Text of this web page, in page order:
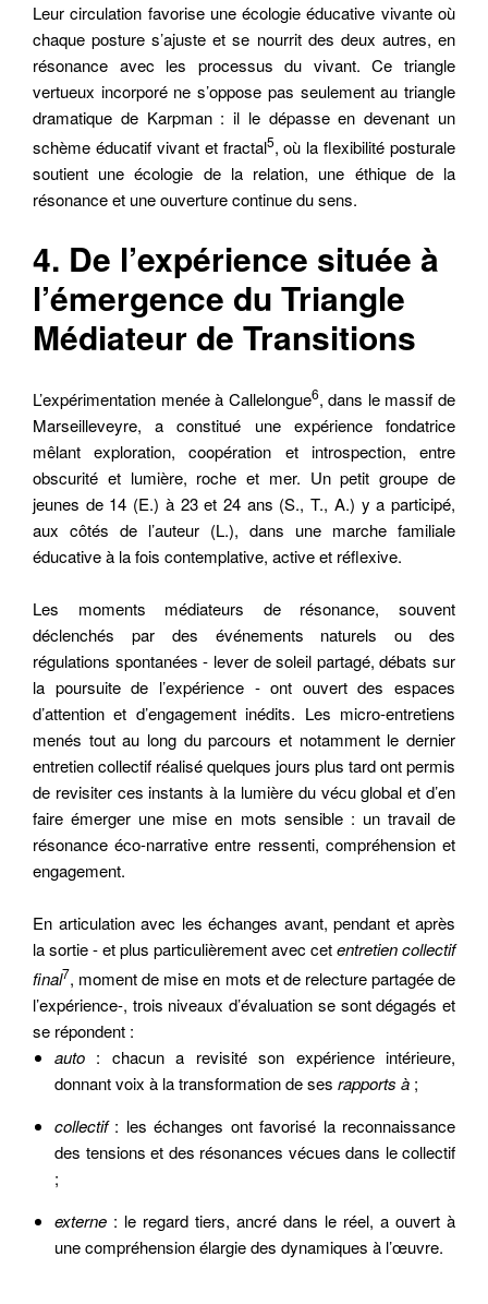
Leur circulation favorise une écologie éducative vivante où
chaque posture s’ajuste et se nourrit des deux autres, en
résonance avec les processus du vivant. Ce triangle
vertueux incorporé ne s’oppose pas seulement au triangle
dramatique de Karpman : il le dépasse en devenant un
schème éducatif vivant et fractal5, où la flexibilité posturale
soutient une écologie de la relation, une éthique de la
résonance et une ouverture continue du sens.
4. De l’expérience située à
l’émergence du Triangle
Médiateur de Transitions
L’expérimentation menée à Callelongue6, dans le massif de
Marseilleveyre, a constitué une expérience fondatrice
mêlant exploration, coopération et introspection, entre
obscurité et lumière, roche et mer. Un petit groupe de
jeunes de 14 (E.) à 23 et 24 ans (S., T., A.) y a participé,
aux côtés de l’auteur (L.), dans une marche familiale
éducative à la fois contemplative, active et réflexive.
Les moments médiateurs de résonance, souvent
déclenchés par des événements naturels ou des
régulations spontanées - lever de soleil partagé, débats sur
la poursuite de l’expérience - ont ouvert des espaces
d’attention et d’engagement inédits. Les micro-entretiens
menés tout au long du parcours et notamment le dernier
entretien collectif réalisé quelques jours plus tard ont permis
de revisiter ces instants à la lumière du vécu global et d’en
faire émerger une mise en mots sensible : un travail de
résonance éco-narrative entre ressenti, compréhension et
engagement.
En articulation avec les échanges avant, pendant et après
la sortie - et plus particulièrement avec cetentretien collectif
final7, moment de mise en mots et de relecture partagée de
l’expérience-, trois niveaux d’évaluation se sont dégagés et
se répondent :
auto : chacun a revisité son expérience intérieure,
donnant voix à la transformation de ses rapports à ;
collectif: les échanges ont favorisé la reconnaissance
des tensions et des résonances vécues dans le collectif
;
externe : le regard tiers, ancré dans le réel, a ouvert à
une compréhension élargie des dynamiques à l’œuvre.